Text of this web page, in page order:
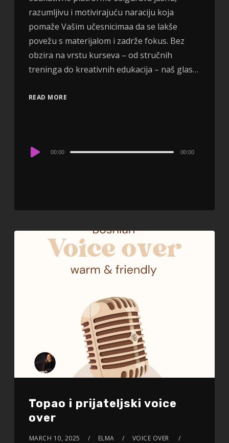
razumljivu i motivirajuću naraciju koja
pomaže Vašim učesnicimaa da se lakše
povežu s materijalom i zadrže fokus. Bez
obzira na vrstu kurseva – od stručnih
treninga do kreativnih edukacija – naš glas…
READ MORE
Audio
00:00 00:00
Topao i prijateljski voice
over
MARCH 10, 2025 ELMA
VOICE OVER